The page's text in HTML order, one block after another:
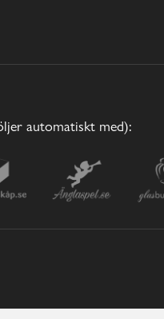
automatiskt med):